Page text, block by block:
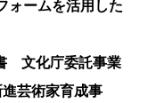
ォームを活用した
文化庁委託事業
芸術家育成事